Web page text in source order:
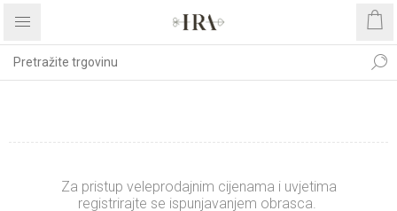
Za pristup veleprodajnim cijenama i uvjetima
registrirajte se ispunjavanjem obrasca.